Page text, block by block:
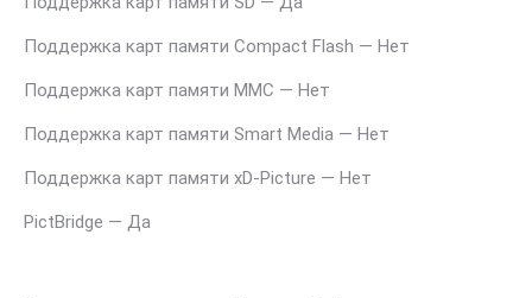
Поддержка карт памяти Compact Flash — Нет
Поддержка карт памяти MMC — Нет
Поддержка карт памяти Smart Media — Нет
Поддержка карт памяти xD-Picture — Нет
PictBridge — Да